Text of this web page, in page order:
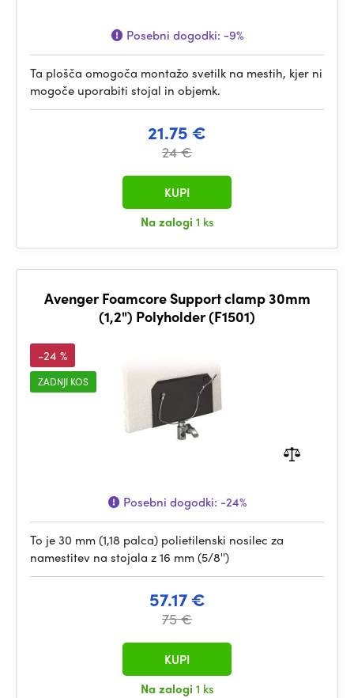
Posebni dogodki: -9%
Ta plošča omogoča montažo svetilk na mestih, kjer ni
mogoče uporabiti stojal in objemk.
21.75 €
24 €
Na zalogi 1 ks
KUPI
Avenger Foamcore Support clamp 30mm
(1,2") Polyholder (F1501)
-24 %
ZADNJI KOS
Posebni dogodki: -24%
To je 30 mm (1,18 palca) polietilenski nosilec za
namestitev na stojala z 16 mm (5/8'')
57.17 €
75 €
Na zalogi 1 ks
KUPI